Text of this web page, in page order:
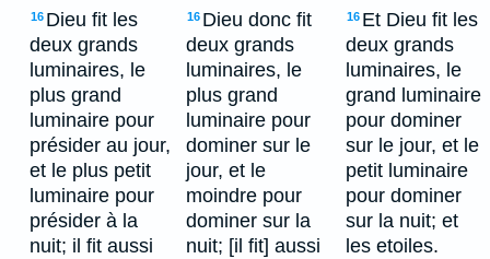
16 Dieu fit les
deux grands
luminaires, le
plus grand
luminaire pour
présider au jour,
et le plus petit
luminaire pour
présider à la
nuit; il fit aussi
16 Dieu donc fit
deux grands
luminaires, le
plus grand
luminaire pour
dominer sur le
jour, et le
moindre pour
dominer sur la
nuit; [il fit] aussi
16 Et Dieu fit les
deux grands
luminaires, le
grand luminaire
pour dominer
sur le jour, et le
petit luminaire
pour dominer
sur la nuit; et
les etoiles.